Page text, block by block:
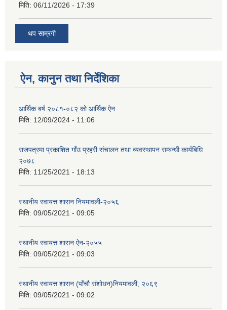
मिति: 06/11/2026 - 17:39
थप साम्रगी
ऐन, कानुन तथा निर्देशिका
आर्थिक बर्ष २०८१-०८२ को आर्थिक ऐन
मिति: 12/09/2024 - 11:06
राजपत्रमा प्रकाशित गाँउ प्रहरी संचालन तथा व्यवस्थापन सम्बन्धी कार्यबिधि
२०७८
मिति: 11/25/2021 - 18:13
स्थानीय स्वायत्त शासन नियमावली-२०५६
मिति: 09/05/2021 - 09:05
स्थानीय स्वायत्त शासन ए‍ेन-२०५५
मिति: 09/05/2021 - 09:03
स्थानीय स्वायत्त शासन (पाँचौ संशोधन)नियमावली, २०६९
मिति: 09/05/2021 - 09:02